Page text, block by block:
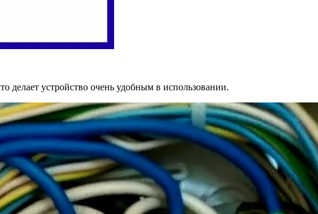
делает устройство очень удобным в использовании.